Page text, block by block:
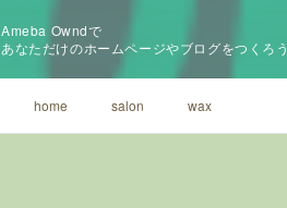
Ameba Owndで
あなただけのホームページやブログをつくろう
home salon wax